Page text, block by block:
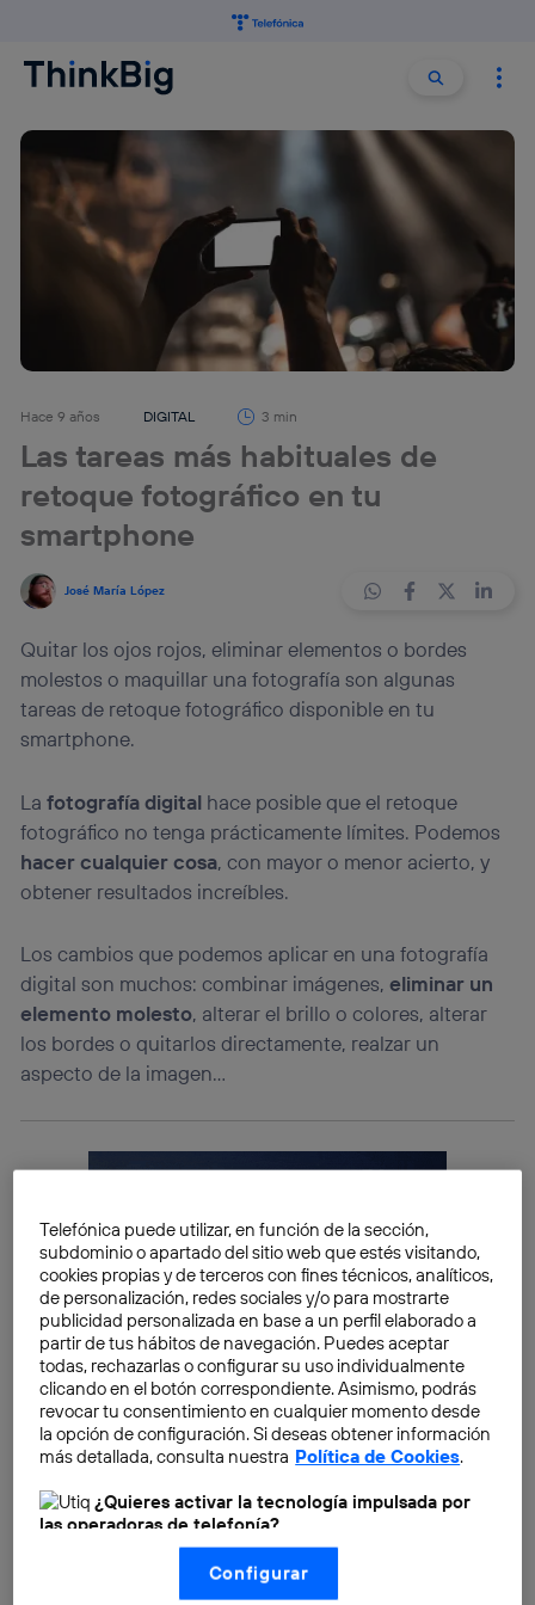
Buscar
Hace 9 años DIGITAL 3 min
Las tareas más habituales de
retoque fotográfico en tu
smartphone
José María López
Quitar los ojos rojos, eliminar elementos o bordes
molestos o maquillar una fotografía son algunas
tareas de retoque fotográfico disponible en tu
smartphone.
Lafotografía digital hace posible que el retoque
fotográfico no tenga prácticamente límites. Podemos
hacer cualquier cosa, con mayor o menor acierto, y
obtener resultados increíbles.
Los cambios que podemos aplicar en una fotografía
digital son muchos: combinar imágenes,eliminar un
elemento molesto, alterar el brillo o colores, alterar
los bordes o quitarlos directamente, realzar un
aspecto de la imagen…
Además, ya no es necesario contar con una
Telefónica puede utilizar, en función de la sección,
subdominio o apartado del sitio web que estés visitando,
cookies propias y de terceros con fines técnicos, analíticos,
de personalización, redes sociales y/o para mostrarte
publicidad personalizada en base a un perfil elaborado a
partir de tus hábitos de navegación. Puedes aceptar
todas, rechazarlas o configurar su uso individualmente
clicando en el botón correspondiente. Asimismo, podrás
revocar tu consentimiento en cualquier momento desde
la opción de configuración. Si deseas obtener información
más detallada, consulta nuestra Política de Cookies.
¿Quieres activar la tecnología impulsada por
las operadoras de telefonía?
Nosotros, Telefónica S.A., utilizamos la tecnología Utiq para
realizar nuestras acciones de marketing digital o análisis
(como se describe en este aviso de consentimiento)
Configurar